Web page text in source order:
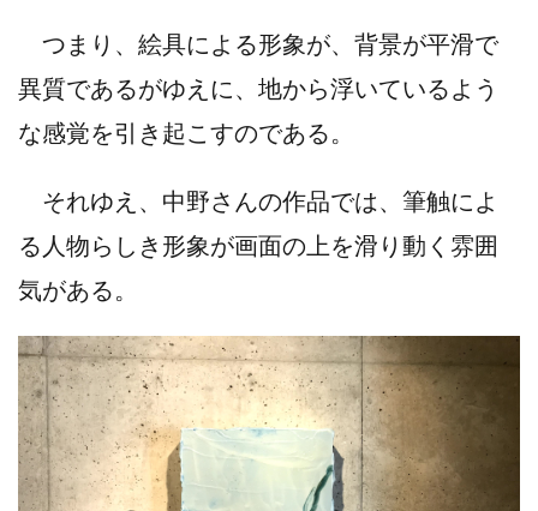
つまり、絵具による形象が、背景が平滑で
異質であるがゆえに、地から浮いているよう
な感覚を引き起こすのである。
それゆえ、中野さんの作品では、筆触によ
る人物らしき形象が画面の上を滑り動く雰囲
気がある。